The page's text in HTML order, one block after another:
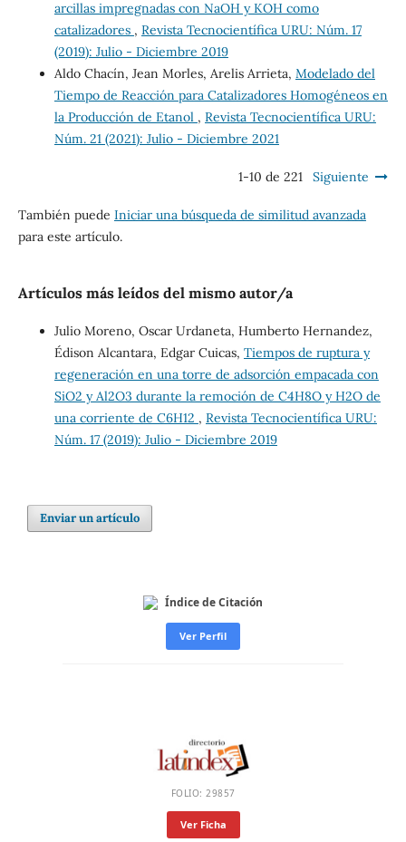
arcillas impregnadas con NaOH y KOH como
catalizadores , Revista Tecnocientífica URU: Núm. 17
(2019): Julio - Diciembre 2019
Aldo Chacín, Jean Morles, Arelis Arrieta, Modelado del
Tiempo de Reacción para Catalizadores Homogéneos en
la Producción de Etanol , Revista Tecnocientífica URU:
Núm. 21 (2021): Julio - Diciembre 2021
1-10 de 221 Siguiente
También puede Iniciar una búsqueda de similitud avanzada
para este artículo.
Artículos más leídos del mismo autor/a
Julio Moreno, Oscar Urdaneta, Humberto Hernandez,
Édison Alcantara, Edgar Cuicas, Tiempos de ruptura y
regeneración en una torre de adsorción empacada con
SiO2 y Al2O3 durante la remoción de C4H8O y H2O de
una corriente de C6H12 , Revista Tecnocientífica URU:
Núm. 17 (2019): Julio - Diciembre 2019
Enviar un artículo
Índice de Citación
Ver Perfil
FOLIO: 29857
Ver Ficha